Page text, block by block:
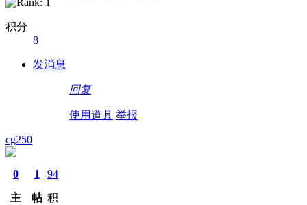
积分
8
发消息
回复
使用道具 举报
cg250
0
主
1
帖
94
积